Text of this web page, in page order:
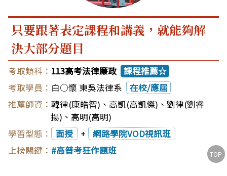
只要跟著表定課程和講義，就能夠解
決大部分題目
113高考法律廉政 課程推薦☆
白○懷 東吳法律系
在校/應屆
韓律(康皓智) 、 高凱(高凱傑) 、 劉律(劉睿
揚) 、 高明(高明)
面授
+
網路學院VOD視訊班
高普考狂作題班
TOP